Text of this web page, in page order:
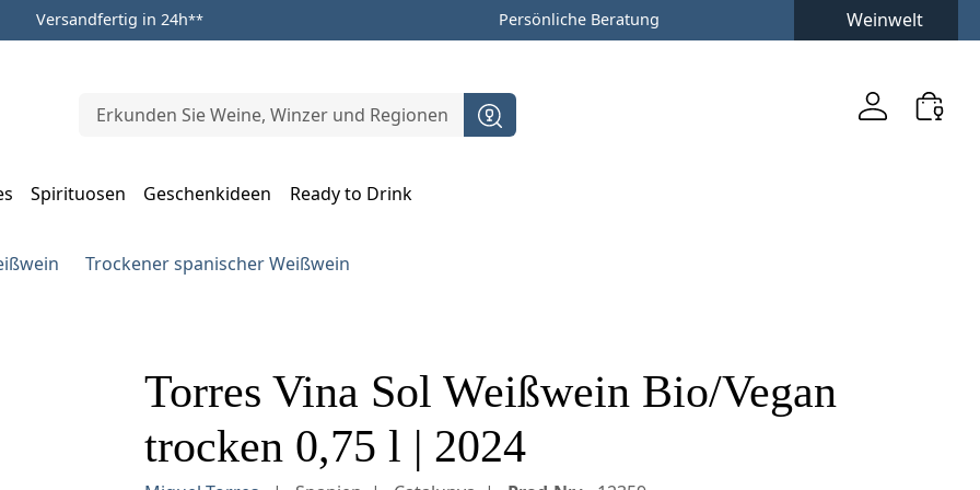
Versandfertig in 24h** Persönliche Beratung Weinwelt
Spirituosen Geschenkideen
Ready to Drink
Trockener spanischer Weißwein
Torres Vina Sol Weißwein Bio/Vegan
trocken 0,75 l | 2024